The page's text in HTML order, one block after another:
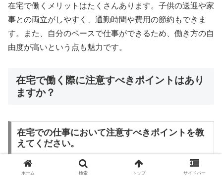
在宅で働くメリットはたくさんあります。子供の送迎や家
事との両立がしやすく、通勤時間や費用の節約もできま
す。また、自分のペースで仕事ができるため、働き方の自
由度が高いという点も魅力です。
在宅で働く際に注意すべきポイントはあり
ますか？
在宅での仕事において注意すべきポイントを教
えてください。
在宅で働く際には、自己管理能力が重要となります。時間
ホーム 検索 トップ サイドバー